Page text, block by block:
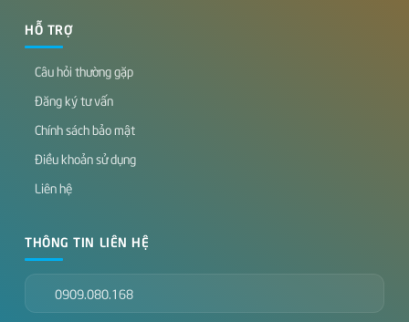
HỖ TRỢ
Câu hỏi thường gặp
Đăng ký tư vấn
Chính sách bảo mật
Điều khoản sử dụng
Liên hệ
THÔNG TIN LIÊN HỆ
0909.080.168